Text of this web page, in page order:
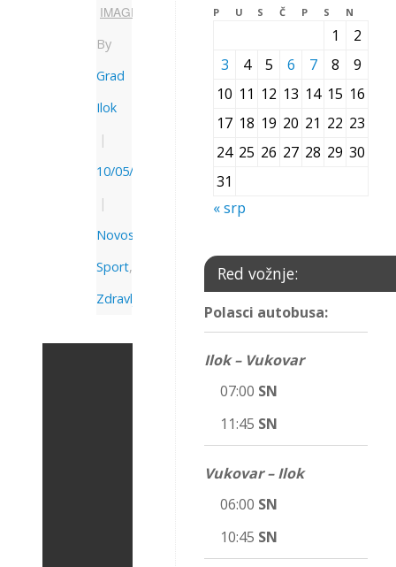
IMAGE
By
Grad
Ilok
|
10/05/2022
|
Novosti
Sport,
Zdravlje
P U S Č P S N
1
2
3
4 5 6 7 8
9
10 11 12 13 14 15 16
17 18 19 20 21 22 23
24 25 26 27 28 29 30
31
« srp
Red vožnje:
Polasci autobusa:
Ilok – Vukovar
07:00 SN
11:45 SN
Vukovar – Ilok
06:00 SN
10:45 SN